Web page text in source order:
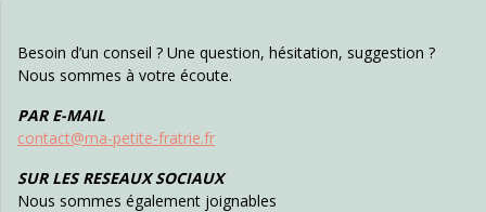
Besoin d’un conseil ? Une question, hésitation, suggestion ?
Nous sommes à votre écoute.
PAR E-MAIL
contact@ma-petite-fratrie.fr
SUR LES RESEAUX SOCIAUX
Nous sommes également joignables